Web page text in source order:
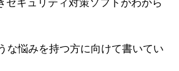
セキュリティ対策ソフトがわから
な悩みを持つ方に向けて書いてい